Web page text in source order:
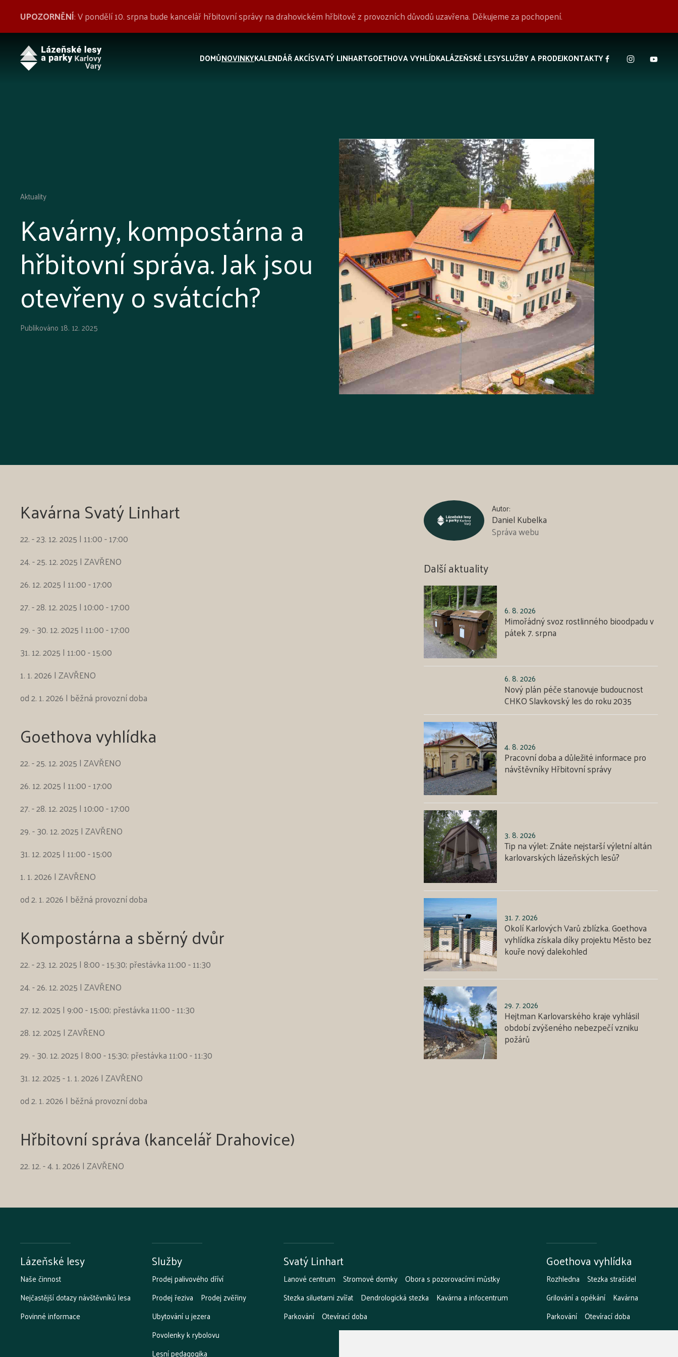
UPOZORNĚNÍ: V pondělí 10. srpna bude kancelář hřbitovní správy na drahovickém hřbitově z provozních důvodů uzavřena. Děkujeme za pochopení.
DOMŮNOVINKYKALENDÁŘ AKCÍSVATÝ LINHARTGOETHOVA VYHLÍDKALÁZEŇSKÉ LESYSLUŽBY A PRODEJKONTAKTY
Aktuality
Kavárny, kompostárna a
hřbitovní správa. Jak jsou
otevřeny o svátcích?
Publikováno 18. 12. 2025
Kavárna Svatý Linhart
22. - 23. 12. 2025 | 11:00 - 17:00
24. - 25. 12. 2025 | ZAVŘENO
26. 12. 2025 | 11:00 - 17:00
27. - 28. 12. 2025 | 10:00 - 17:00
29. - 30. 12. 2025 | 11:00 - 17:00
31. 12. 2025 | 11:00 - 15:00
1. 1. 2026 | ZAVŘENO
od 2. 1. 2026 | běžná provozní doba
Goethova vyhlídka
22. - 25. 12. 2025 | ZAVŘENO
26. 12. 2025 | 11:00 - 17:00
27. - 28. 12. 2025 | 10:00 - 17:00
29. - 30. 12. 2025 | ZAVŘENO
31. 12. 2025 | 11:00 - 15:00
1. 1. 2026 | ZAVŘENO
od 2. 1. 2026 | běžná provozní doba
Kompostárna a sběrný dvůr
22. - 23. 12. 2025 | 8:00 - 15:30; přestávka 11:00 - 11:30
24. - 26. 12. 2025 | ZAVŘENO
27. 12. 2025 | 9:00 - 15:00; přestávka 11:00 - 11:30
28. 12. 2025 | ZAVŘENO
29. - 30. 12. 2025 | 8:00 - 15:30; přestávka 11:00 - 11:30
31. 12. 2025 - 1. 1. 2026 | ZAVŘENO
od 2. 1. 2026 | běžná provozní doba
Hřbitovní správa (kancelář Drahovice)
22. 12. - 4. 1. 2026 | ZAVŘENO
Autor:
Daniel Kubelka
Správa webu
Další aktuality
6. 8. 2026
Mimořádný svoz rostlinného bioodpadu v
pátek 7. srpna
6. 8. 2026
Nový plán péče stanovuje budoucnost
CHKO Slavkovský les do roku 2035
4. 8. 2026
Pracovní doba a důležité informace pro
návštěvníky Hřbitovní správy
3. 8. 2026
Tip na výlet: Znáte nejstarší výletní altán
karlovarských lázeňských lesů?
31. 7. 2026
Okolí Karlových Varů zblízka. Goethova
vyhlídka získala díky projektu Město bez
kouře nový dalekohled
29. 7. 2026
Hejtman Karlovarského kraje vyhlásil
období zvýšeného nebezpečí vzniku
požárů
Lázeňské lesy
Naše činnost
Nejčastější dotazy návštěvníků lesa
Povinné informace
Služby
Prodej palivového dříví
Prodej řeziva
Prodej zvěřiny
Ubytování u jezera
Povolenky k rybolovu
Lesní pedagogika
Svatý Linhart
Lanové centrum Stromové domky Obora s pozorovacími můstky
Stezka siluetami zvířat
Dendrologická stezka
Kavárna a infocentrum
Parkování Otevírací doba
Goethova vyhlídka
Rozhledna Stezka strašidel
Grilování a opékání Kavárna
Parkování Otevírací doba